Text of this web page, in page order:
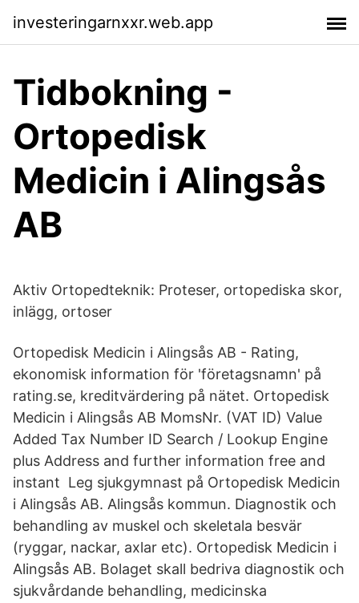
investeringarnxxr.web.app
Tidbokning -
Ortopedisk
Medicin i Alingsås
AB
Aktiv Ortopedteknik: Proteser, ortopediska skor,
inlägg, ortoser
Ortopedisk Medicin i Alingsås AB - Rating,
ekonomisk information för 'företagsnamn' på
rating.se, kreditvärdering på nätet. Ortopedisk
Medicin i Alingsås AB MomsNr. (VAT ID) Value
Added Tax Number ID Search / Lookup Engine
plus Address and further information free and
instant Leg sjukgymnast på Ortopedisk Medicin
i Alingsås AB. Alingsås kommun. Diagnostik och
behandling av muskel och skeletala besvär
(ryggar, nackar, axlar etc). Ortopedisk Medicin i
Alingsås AB. Bolaget skall bedriva diagnostik och
sjukvårdande behandling, medicinska